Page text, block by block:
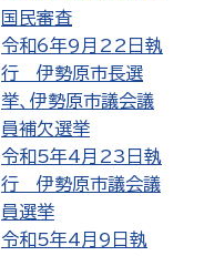
国民審査
令和6年9月22日執
行 伊勢原市長選
挙、伊勢原市議会議
員補欠選挙
令和5年4月23日執
行 伊勢原市議会議
員選挙
令和5年4月9日執